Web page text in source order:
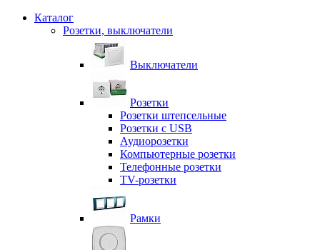
Каталог
Розетки, выключатели
Выключатели
Розетки
Розетки штепсельные
Розетки с USB
Аудиорозетки
Компьютерные розетки
Телефонные розетки
TV-розетки
Рамки